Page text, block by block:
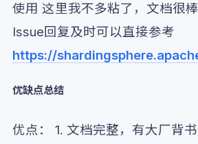
使用 这里我不多粘了，文档很
Issue回复及时可以直接参考
https://
优缺点总结
优点： 1. 文档完整，有大厂背